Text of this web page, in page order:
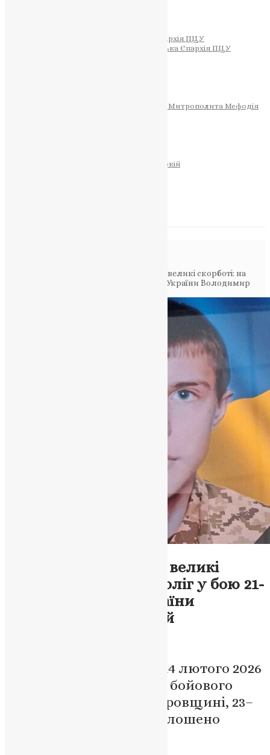
Тернопільсько-Бучацька Єпархія ПЦУ
Тернопільсько-Теребовлянська Єпархія ПЦУ
Фонд Пам’яті Блаженнішого Митрополита Мефодія
Записки за здоров’я та за упокій
Підгаєцька громада у великі скорботі: на
фронті поліг у бою 21-річний захисник України Володимир
Підгаєцька громада у великі
скорботі: на фронті поліг у бою 21-
річний захисник України
Володимир Рокецький
Молодий воїн загинув 14 лютого 2026
року під час виконання бойового
завдання на Дніпропетровщині, 23–
24 лютого в громаді оголошено